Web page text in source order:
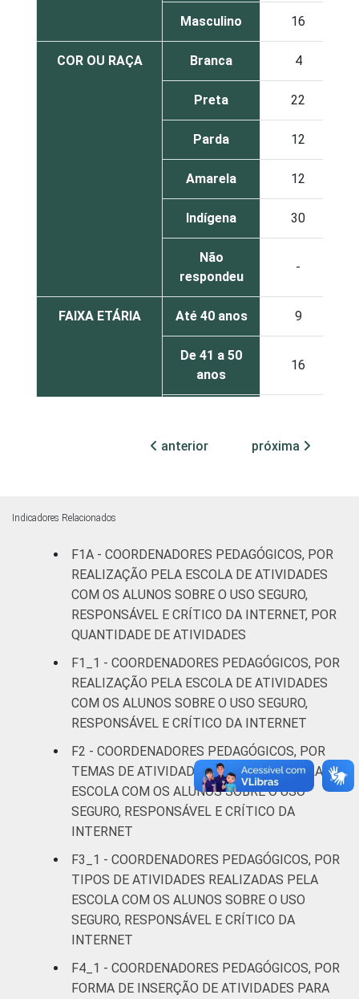
Masculino 16
COR OU RAÇA Branca 4
Preta 22
Parda 12
Amarela 12
Indígena 30
Não
respondeu
-
FAIXA ETÁRIA Até 40 anos 9
De 41 a 50
anos
16
Sudeste 4
Sul 2
Centro-
ÁREA Urbana 5
Rural 21
LOCALIZAÇÃO Capital 2
Interior 12
ADMINISTRATIVA
Estadual 3
Públicas
Estadual e
Federal)
anterior próxima
Indicadores Relacionados
F1A - COORDENADORES PEDAGÓGICOS, POR
REALIZAÇÃO PELA ESCOLA DE ATIVIDADES
COM OS ALUNOS SOBRE O USO SEGURO,
RESPONSÁVEL E CRÍTICO DA INTERNET, POR
QUANTIDADE DE ATIVIDADES
F1_1 - COORDENADORES PEDAGÓGICOS, POR
REALIZAÇÃO PELA ESCOLA DE ATIVIDADES
COM OS ALUNOS SOBRE O USO SEGURO,
RESPONSÁVEL E CRÍTICO DA INTERNET
F2 - COORDENADORES PEDAGÓGICOS, POR
TEMAS DE ATIVIDADES REALIZADAS PELA
ESCOLA COM OS ALUNOS SOBRE O USO
SEGURO, RESPONSÁVEL E CRÍTICO DA
INTERNET
F3_1 - COORDENADORES PEDAGÓGICOS, POR
TIPOS DE ATIVIDADES REALIZADAS PELA
ESCOLA COM OS ALUNOS SOBRE O USO
SEGURO, RESPONSÁVEL E CRÍTICO DA
INTERNET
F4_1 - COORDENADORES PEDAGÓGICOS, POR
FORMA DE INSERÇÃO DE ATIVIDADES PARA